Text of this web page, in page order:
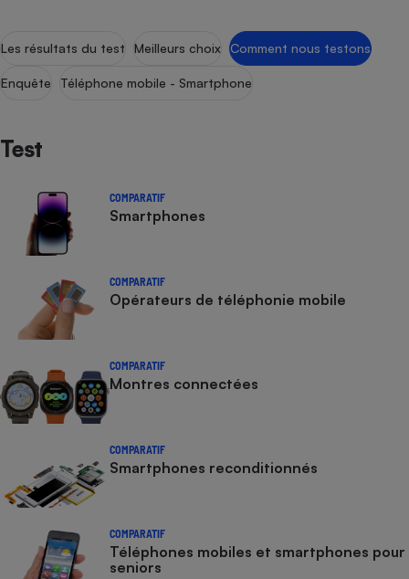
Les résultats du test Meilleurs choix Comment nous testons
Enquête Téléphone mobile - Smartphone
Test
COMPARATIF
Smartphones
COMPARATIF
Opérateurs de téléphonie mobile
COMPARATIF
Montres connectées
COMPARATIF
Smartphones reconditionnés
COMPARATIF
Téléphones mobiles et smartphones pour
seniors